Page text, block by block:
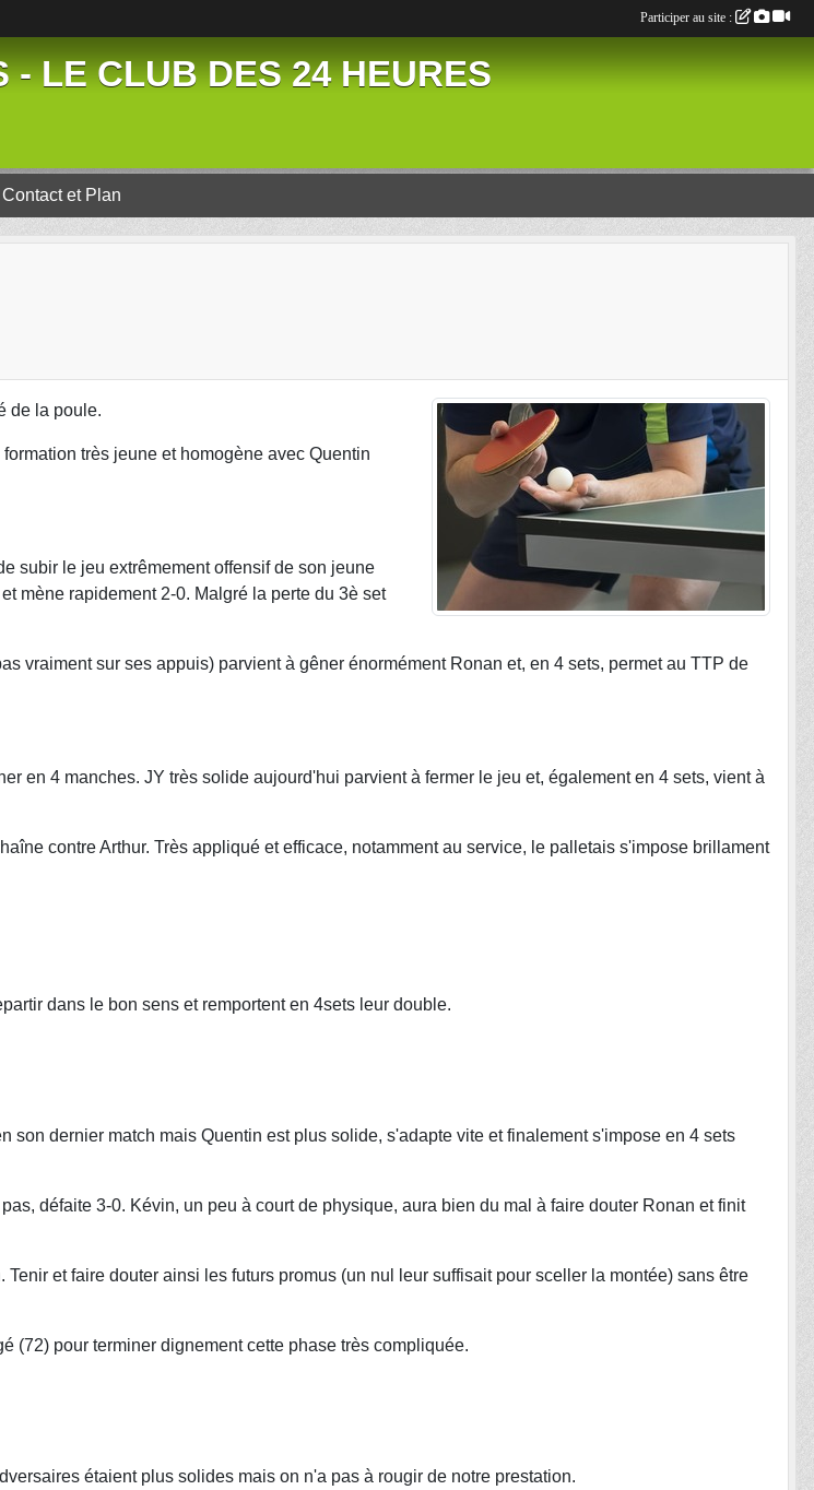
- LE CLUB DES 24 HEURES
Contact et Plan
de la poule.
très jeune et homogène avec Quentin
subir le jeu extrêmement offensif de son jeune
mène rapidement 2-0. Malgré la perte du 3è set
vraiment sur ses appuis) parvient à gêner énormément Ronan et, en 4 sets, permet au TTP de
en 4 manches. JY très solide aujourd'hui parvient à fermer le jeu et, également en 4 sets, vient à
contre Arthur. Très appliqué et efficace, notamment au service, le palletais s'impose brillament
dans le bon sens et remportent en 4sets leur double.
son dernier match mais Quentin est plus solide, s'adapte vite et finalement s'impose en 4 sets
défaite 3-0. Kévin, un peu à court de physique, aura bien du mal à faire douter Ronan et finit
et faire douter ainsi les futurs promus (un nul leur suffisait pour sceller la montée) sans être
(72) pour terminer dignement cette phase très compliquée.
étaient plus solides mais on n'a pas à rougir de notre prestation.
Participer au site :